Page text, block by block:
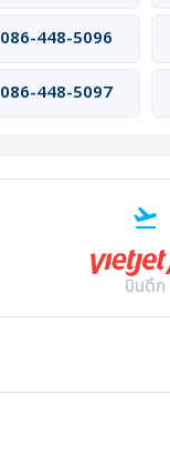
086-448-5096
086-448-5097
flight_takeoff
บินดึก